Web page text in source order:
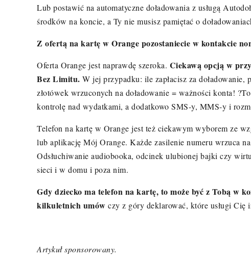
Lub postawić na automatyczne doładowania z usługą
środków na koncie, a Ty nie musisz pamiętać o
Z ofertą na kartę w Orange pozostaniecie w kontakcie
Oferta Orange jest naprawdę szeroka. Ciekawą opcją w
Bez Limitu. W jej przypadku: ile zapłacisz za
złotówek wrzuconych na doładowanie = ważności konta!
kontrolę nad wydatkami, a dodatkowo SMS-y, MMS-y i
Telefon na kartę w Orange jest też ciekawym wyborem ze
lub aplikację Mój Orange. Każde zasilenie numeru wrzuca
Odsłuchiwanie audiobooka, odcinek ulubionej bajki czy
sieci i w domu i poza nim.
Gdy dziecko ma telefon na kartę, to może być z Tobą w
kilkuletnich umów czy z góry deklarować, które usługi Cię
Artykuł sponsorowany.